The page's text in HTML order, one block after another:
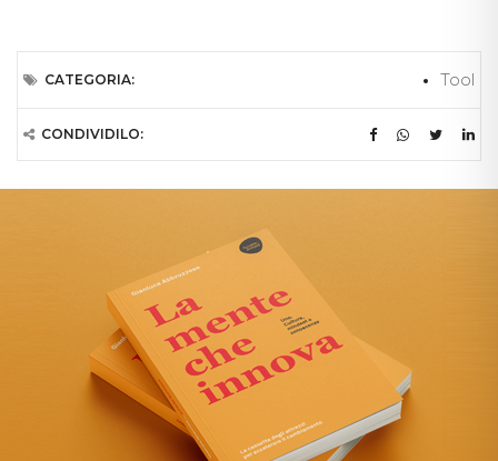
CATEGORIA: Tool
CONDIVIDILO: